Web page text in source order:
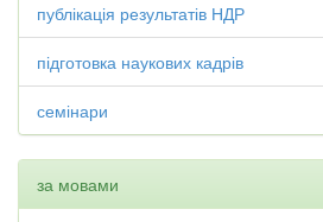
публікація результатів НДР
підготовка наукових кадрів
семінари
за мовами